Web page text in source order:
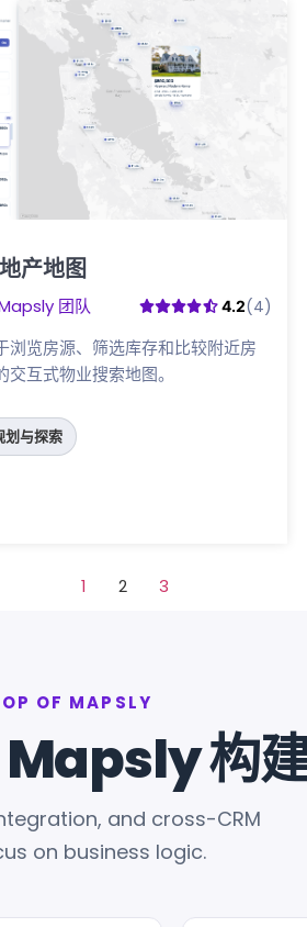
产地图
团队 4.2(4)
浏览房源、筛选库存和比较附近房
交互式物业搜索地图。
划与探索
里
1 2 3
OF MAPSLY
Mapsly 构
and cross-CRM
on business logic.